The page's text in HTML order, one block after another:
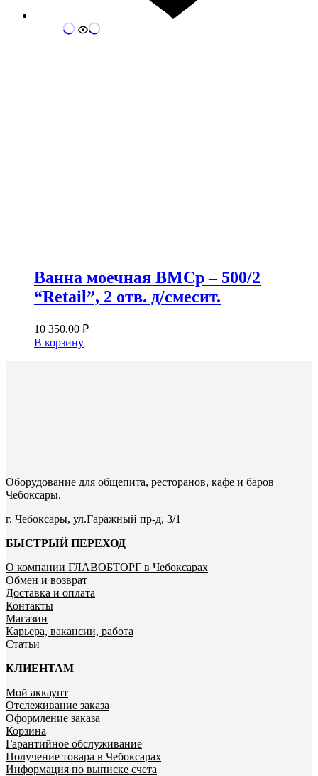
Ванна моечная ВМСр – 500/2
“Retail”, 2 отв. д/смесит.
10 350.00 ₽
В корзину
Оборудование для общепита, ресторанов, кафе и баров
Чебоксары.
г. Чебоксары, ул.Гаражный пр-д, 3/1
БЫСТРЫЙ ПЕРЕХОД
О компании ГЛАВОБТОРГ в Чебоксарах
Обмен и возврат
Доставка и оплата
Контакты
Магазин
Карьера, вакансии, работа
Статьи
КЛИЕНТАМ
Мой аккаунт
Отслеживание заказа
Оформление заказа
Корзина
Гарантийное обслуживание
Получение товара в Чебоксарах
Информация по выписке счета